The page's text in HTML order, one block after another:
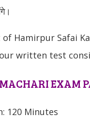
Hamirpur Safai
written test
EXAM
120 Minutes